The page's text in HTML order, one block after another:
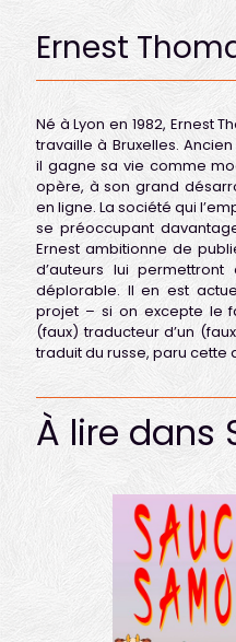
Ernest
Né à Lyon en 1982, Ernest
travaille à Bruxelles.
il gagne sa vie comme
opère, à son grand
en ligne. La société qui
se préoccupant
Ernest ambitionne de
d’auteurs lui
déplorable. Il en est
projet – si on excepte le
(faux) traducteur d’un
traduit du russe, paru cette
À lire dans